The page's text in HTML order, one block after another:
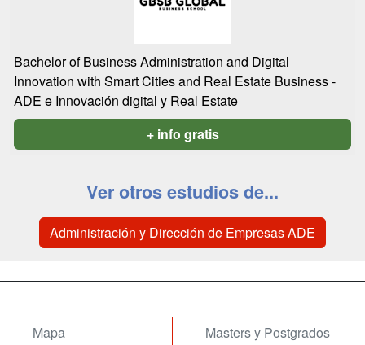
Bachelor of Business Administration and Digital
Innovation with Smart Cities and Real Estate Business -
ADE e Innovación digital y Real Estate
+ info gratis
Ver otros estudios de...
Administración y Dirección de Empresas ADE
Mapa
Masters y Postgrados